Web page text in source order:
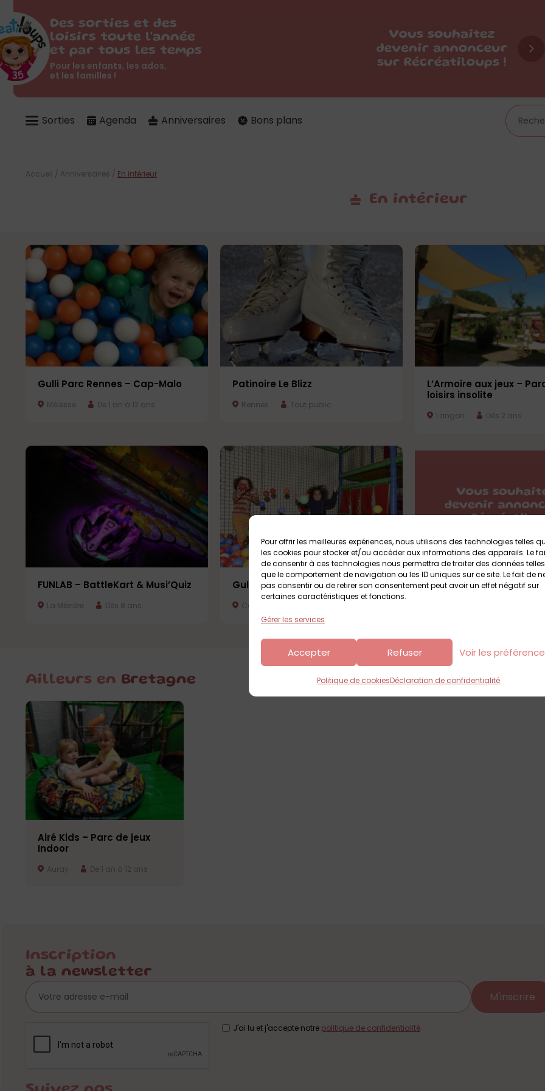
Pour offrir les meilleures expériences, nous utilisons des technologies telles
les cookies pour stocker et/ou accéder aux informations des appareils. Le
de consentir à ces technologies nous permettra de traiter des données telles
que le comportement de navigation ou les ID uniques sur ce site. Le fait de
pas consentir ou de retirer son consentement peut avoir un effet négatif sur
certaines caractéristiques et fonctions.
Gérer les services
Accepter Refuser Voir les
Politique de cookiesDéclaration de confidentialité
Des sorties et des
loisirs toute l'année
et par tous les temps
Pour les enfants, les ados,
et les familles !
Sorties Agenda Anniversaires Bons plans
En intérieur
Accueil / Anniversaires / En intérieur
Gulli Parc Rennes – Cap-Malo
Mélesse De 1 an à 12 ans
Patinoire Le Blizz
Rennes Tout public
L’Armoire aux jeux –
loisirs insolite
Langon Dès 2 ans
FUNLAB – BattleKart & Musi’Quiz
La Mézière Dès 8 ans
Gulli Parc Rennes – Cesson
Cesson-Sévigné
Ailleurs en Bretagne
Alré Kids – Parc de jeux
Indoor
Auray De 1 an à 12 ans
Inscription
à la newsletter
M'inscrire
J'ai lu et j'accepte notre politique de confidentialité